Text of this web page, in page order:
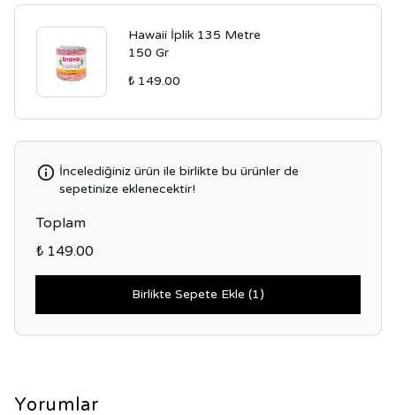
Hawaii İplik 135 Metre
150 Gr
₺ 149.00
İncelediğiniz ürün ile birlikte bu ürünler de
sepetinize eklenecektir!
Toplam
₺ 149.00
Birlikte Sepete Ekle (1)
Yorumlar